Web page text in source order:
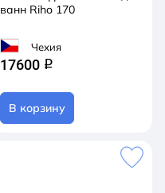
ванн Riho 170
Чехия
17600 q
В корзину